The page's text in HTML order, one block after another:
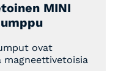
MINI
ovat
magneettivetoisia